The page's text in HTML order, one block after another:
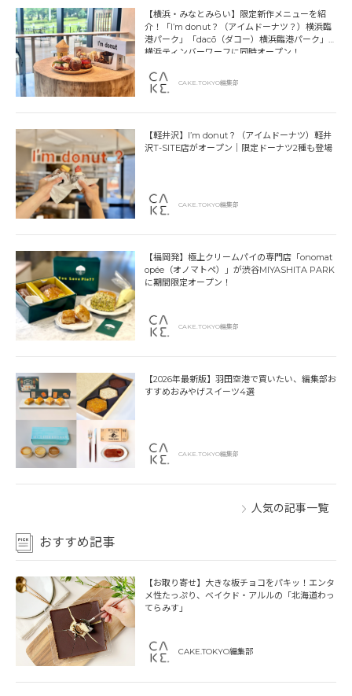
【横浜・みなとみらい】限定新作メニューを紹
介！「I’m donut？（アイムドーナツ？）横浜臨
港パーク」「dacō（ダコー）横浜臨港パーク」
横浜ティンバーワーフに同時オープン！
CAKE.TOKYO編集部
【軽井沢】I’m donut？（アイムドーナツ）軽井
沢T-SITE店がオープン｜限定ドーナツ2種も登場
CAKE.TOKYO編集部
【福岡発】極上クリームパイの専門店「onomat
opée（オノマトペ）」が渋谷MIYASHITA PARK
に期間限定オープン！
CAKE.TOKYO編集部
【2026年最新版】羽田空港で買いたい、編集部お
すすめおみやげスイーツ4選
CAKE.TOKYO編集部
人気の記事一覧
おすすめ記事
【お取り寄せ】大きな板チョコをパキッ！エンタ
メ性たっぷり、ベイクド・アルルの「北海道わっ
てらみす」
CAKE.TOKYO編集部